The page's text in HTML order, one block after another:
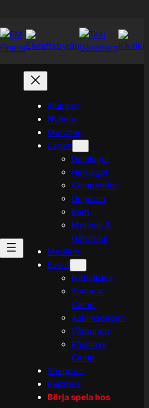
Klubben
Nyheter
Matcher
Lagen
Damlaget
Herrlaget
Competition
Ungdom
Barn
Motions &
Gåfotboll
Medlem
Event
Fotbollslek
Sommar
Camp
Askimsdagen
Vårcupen
Påsklovs
Camp
Shoppen
Partners
Börja spela hos